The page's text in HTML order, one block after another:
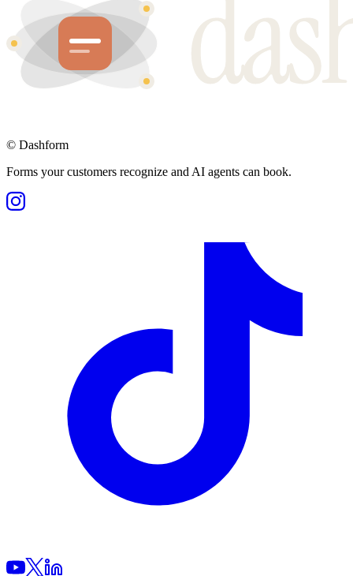
© Dashform
Forms your customers recognize and AI agents can book.